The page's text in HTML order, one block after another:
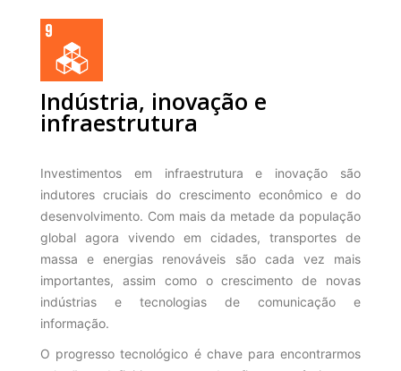
Indústria, inovação e
infraestrutura
Investimentos em infraestrutura e inovação são
indutores cruciais do crescimento econômico e do
desenvolvimento. Com mais da metade da população
global agora vivendo em cidades, transportes de
massa e energias renováveis são cada vez mais
importantes, assim como o crescimento de novas
indústrias e tecnologias de comunicação e
informação.
O progresso tecnológico é chave para encontrarmos